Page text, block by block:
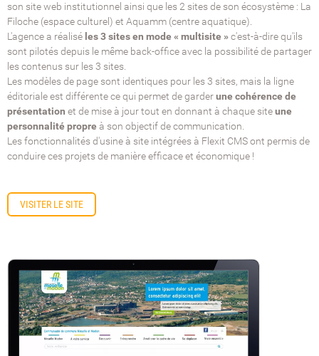
son site web institutionnel ainsi que les 2 sites de son écosystème : La
Filoche (espace culturel) et Aquamm (centre aquatique).
L'agence a réalisé les 3 sites en mode « multisite »c'est-à-dire qu'ils
sont pilotés depuis le même back-office avec la possibilité de partager
les contenus sur les 3 sites.
Les modèles de page sont identiques pour les 3 sites, mais la ligne
éditoriale est différente ce qui permet de garderune cohérence de
présentation et de mise à jour tout en donnant à chaque siteune
personnalité propreà son objectif de communication.
Les fonctionnalités d'usine à site intégrées à Flexit CMS ont permis de
conduire ces projets de manière efficace et économique !
VISITER LE SITE